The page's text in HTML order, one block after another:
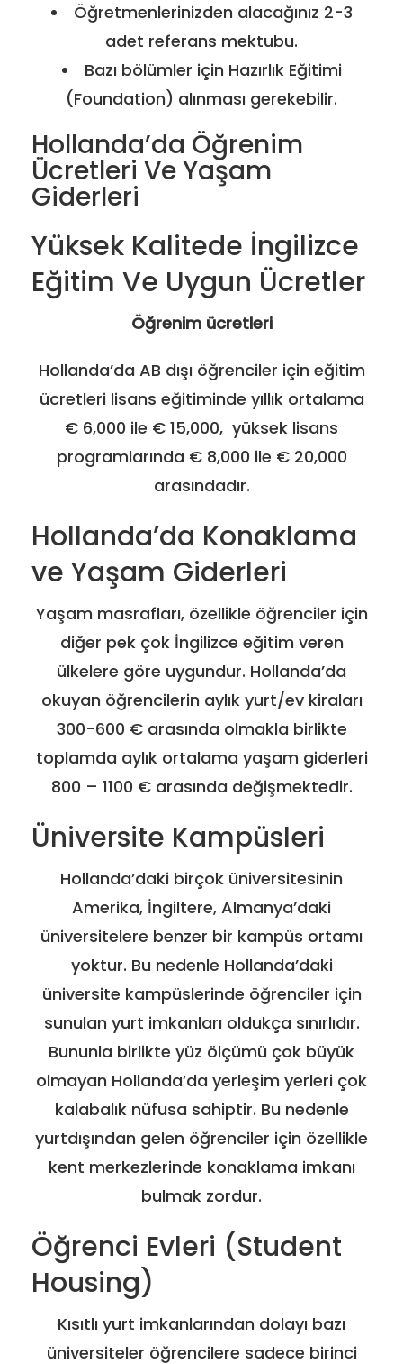
Öğretmenlerinizden alacağınız 2-3
adet referans mektubu.
Bazı bölümler için Hazırlık Eğitimi
(Foundation) alınması gerekebilir.
Hollanda’da Öğrenim
Ücretleri Ve Yaşam
Giderleri
Yüksek Kalitede İngilizce
Eğitim Ve Uygun Ücretler
Öğrenim ücretleri
Hollanda’da AB dışı öğrenciler için eğitim
ücretleri lisans eğitiminde yıllık ortalama
€ 6,000 ile € 15,000, yüksek lisans
programlarında € 8,000 ile € 20,000
arasındadır.
Hollanda’da Konaklama
ve Yaşam Giderleri
Yaşam masrafları, özellikle öğrenciler için
diğer pek çok İngilizce eğitim veren
ülkelere göre uygundur. Hollanda’da
okuyan öğrencilerin aylık yurt/ev kiraları
300-600 € arasında olmakla birlikte
toplamda aylık ortalama yaşam giderleri
800 – 1100 € arasında değişmektedir.
Üniversite Kampüsleri
Hollanda’daki birçok üniversitesinin
Amerika, İngiltere, Almanya’daki
üniversitelere benzer bir kampüs ortamı
yoktur. Bu nedenle Hollanda’daki
üniversite kampüslerinde öğrenciler için
sunulan yurt imkanları oldukça sınırlıdır.
Bununla birlikte yüz ölçümü çok büyük
olmayan Hollanda’da yerleşim yerleri çok
kalabalık nüfusa sahiptir. Bu nedenle
yurtdışından gelen öğrenciler için özellikle
kent merkezlerinde konaklama imkanı
bulmak zordur.
Öğrenci Evleri (Student
Housing)
Kısıtlı yurt imkanlarından dolayı bazı
üniversiteler öğrencilere sadece birinci